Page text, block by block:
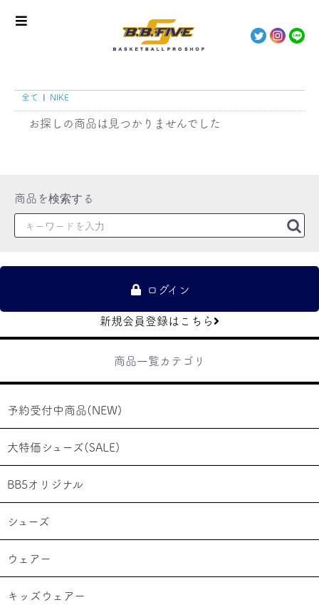
ログイン
新規会員登録はこちら
商品一覧カテゴリ
予約受付中商品(NEW)
大特価シューズ(SALE)
BB5オリジナル
シューズ
ウェアー
キッズウェアー
全て | NIKE
お探しの商品は見つかりませんでした